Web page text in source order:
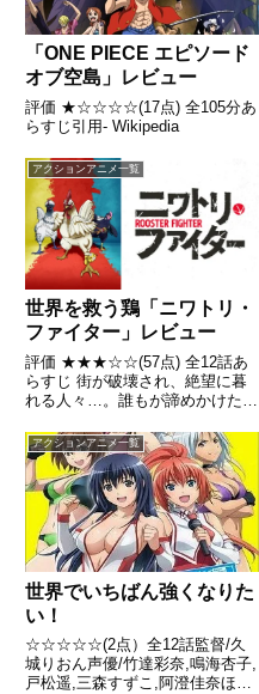
「ONE PIECE エピソード
オブ空島」レビュー
評価 ★☆☆☆☆(17点) 全105分あ
らすじ引用- Wikipedia
アクションアニメ一覧
世界を救う鶏「ニワトリ・
ファイター」レビュー
評価 ★★★☆☆(57点) 全12話あ
らすじ 街が破壊され、絶望に暮
れる人々…。誰もが諦めかけたそ
が——！「テメーら、トサカにく
るぜ！！」 引用- Wikipedia
アクションアニメ一覧
世界でいちばん強くなりた
い！
☆☆☆☆☆(2点）全12話監督/久
城りおん声優/竹達彩奈,鳴海杏子,
戸松遥,三森すずこ,阿澄佳奈ほか